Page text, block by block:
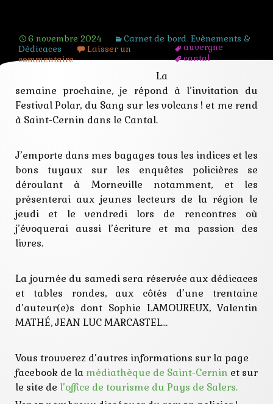
6 novembre 2024 Carnet de bord Evènements &
Dédicaces
auvergne
cantal
dédicace
ecole
enquête
polar
policier
rencontre
roman noir
vol
Laisser un
commentaire
La
semaine prochaine, je répond à l’invitation du
Festival Polar, du Sang sur les volcans ! et me rend
à Saint-Cernin dans le Cantal.
J’emporte dans mes bagages tous les indices et les
bons tuyaux sur les enquêtes policières se
déroulant à Morneville notamment, et les
présenterai aux jeunes lecteurs de la région le
jeudi et le vendredi lors de rencontres où
j’évoquerai aussi l’écriture et ma passion des
livres.
La journée du samedi sera réservée aux dédicaces
et tables rondes, aux côtés d’une trentaine
d’auteur(e)s dont Sophie LAMOUREUX, Valentin
MATHÉ, JEAN LUC MARCASTEL…
Vous trouverez d’autres informations sur la page
facebook de la médiathèque de Saint-Cernin et sur
le site de l’office de tourisme du Pays de Salers.